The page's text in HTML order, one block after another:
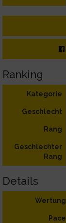
Ranking
Kategorie
Geschlecht
Rang
Geschlechter
Rang
Details
Wertung
Pace